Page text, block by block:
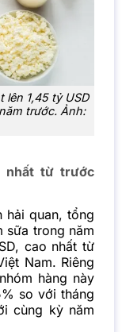
lên 1,45 tỷ USD
trước. Ảnh:
nhất từ trước
hải quan, tổng
sữa trong năm
cao nhất từ
Nam. Riêng
hàng này
so với tháng
cùng kỳ năm